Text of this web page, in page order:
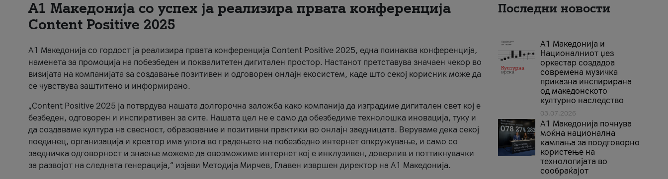
А1 Македонија со успех ја реализира првата конференција
Content Positive 2025
А1 Македонија со гордост ја реализира првата конференција Content Positive 2025, една поинаква конференција,
наменета за промоција на побезбеден и поквалитетен дигитален простор. Настанот претставува значаен чекор во
визијата на компанијата за создавање позитивен и одговорен онлајн екосистем, каде што секој корисник може да
се чувствува заштитено и информирано.
„Content Positive 2025 ја потврдува нашата долгорочна заложба како компанија да изградиме дигитален свет кој е
безбеден, одговорен и инспиративен за сите. Нашата цел не е само да обезбедиме технолошка иновација, туку и
да создаваме култура на свесност, образование и позитивни практики во онлајн заедницата. Веруваме дека секој
поединец, организација и креатор има улога во градењето на побезбедно интернет опкружување, и само со
заедничка одговорност и знаење можеме да овозможиме интернет кој е инклузивен, доверлив и поттикнувачки
за развојот на следната генерација,“ изјави Методија Мирчев, Главен извршен директор на А1 Македонија.
Последни новости
А1 Македонија и
Националниот џез
оркестар создадоа
современа музичка
приказна инспирирана
од македонското
културно наследство
03.07.2026
A1 Македонија почнува
моќна национална
кампања за поодговорно
користење на
технологијата во
сообраќајот